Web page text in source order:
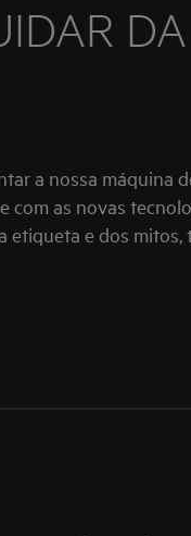
a nossa máquina
com as novas
etiqueta e dos mitos,